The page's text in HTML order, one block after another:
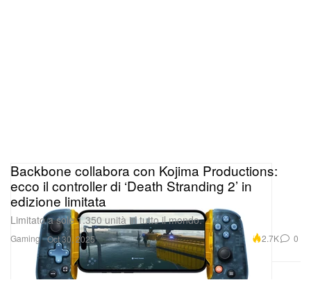
Gaming
Backbone collabora con Kojima Productions:
ecco il controller di ‘Death Stranding 2’ in
edizione limitata
Limitato a sole 1.350 unità in tutto il mondo.
Oct 30, 2025 2.7K 0